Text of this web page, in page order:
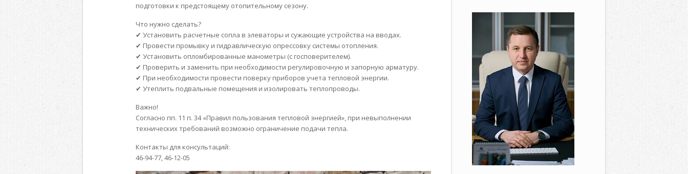
подготовки к предстоящему отопительному сезону.
Что нужно сделать?
✔ Установить расчетные сопла в элеваторы и сужающие устройства на вводах.
✔ Провести промывку и гидравлическую опрессовку системы отопления.
✔ Установить опломбированные манометры (с госповерителем).
✔ Проверить и заменить при необходимости регулировочную и запорную арматуру.
✔ При необходимости провести поверку приборов учета тепловой энергии.
✔ Утеплить подвальные помещения и изолировать теплопроводы.
Важно!
Согласно пп. 11 п. 34 «Правил пользования тепловой энергией», при невыполнении
технических требований возможно ограничение подачи тепла.
Контакты для консультаций:
46-94-77, 46-12-05